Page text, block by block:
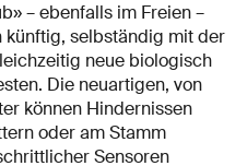
– ebenfalls im Freien –
selbständig mit der
neue biologisch
Die neuartigen, von
können Hindernissen
oder am Stamm
Sensoren